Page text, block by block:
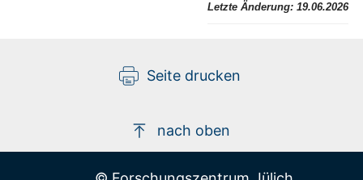
Letzte Änderung: 19.06.2026
Seite drucken
nach oben